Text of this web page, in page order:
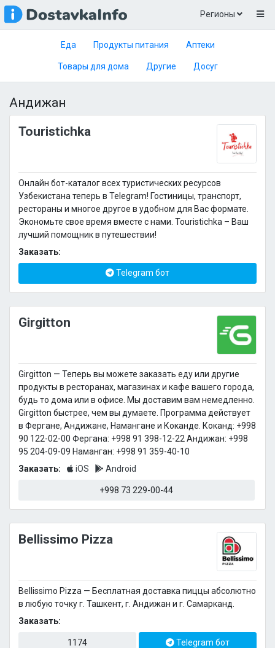
Регионы
Еда Продукты питания Аптеки
Товары для дома Другие Досуг
Андижан
Touristichka
Онлайн бот-каталог всех туристических ресурсов
Узбекистана теперь в Telegram! Гостиницы, транспорт,
рестораны и многое другое в удобном для Вас формате.
Экономьте свое время вместе с нами. Touristichka – Ваш
лучший помощник в путешествии!
Заказать:
Telegram бот
Girgitton
Girgitton — Теперь вы можете заказать еду или другие
продукты в ресторанах, магазинах и кафе вашего города,
будь то дома или в офисе. Мы доставим вам немедленно.
Girgitton быстрее, чем вы думаете. Программа действует
в Фергане, Андижане, Намангане и Коканде. Коканд: +998
90 122-02-00 Фергана: +998 91 398-12-22 Андижан: +998
95 204-09-09 Наманган: +998 91 359-40-10
Заказать:
iOS Android
+998 73 229-00-44
Bellissimo Pizza
Bellissimo Pizza — Бесплатная доставка пиццы абсолютно
в любую точку г. Ташкент, г. Андижан и г. Самарканд.
Заказать:
1174 Telegram бот